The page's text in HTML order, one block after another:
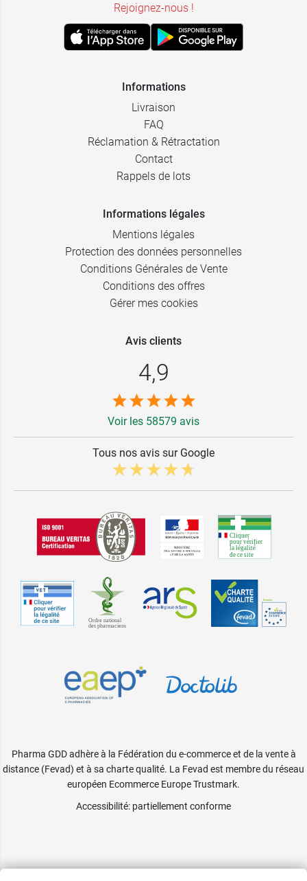
Rejoignez-nous !
Informations
Livraison
FAQ
Réclamation & Rétractation
Contact
Rappels de lots
Informations légales
Mentions légales
Protection des données personnelles
Conditions Générales de Vente
Conditions des offres
Gérer mes cookies
Avis clients
4,9
Voir les 58579 avis
Tous nos avis sur Google
Pharma GDD adhère à la Fédération du e-commerce et de la vente à
distance (Fevad) et à sa charte qualité. La Fevad est membre du réseau
européen Ecommerce Europe Trustmark.
Accessibilité: partiellement conforme